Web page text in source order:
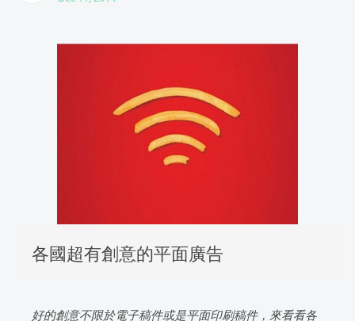
各國超有創意的平面廣告
好的創意不限於電子稿件或是平面印刷稿件，來看看各